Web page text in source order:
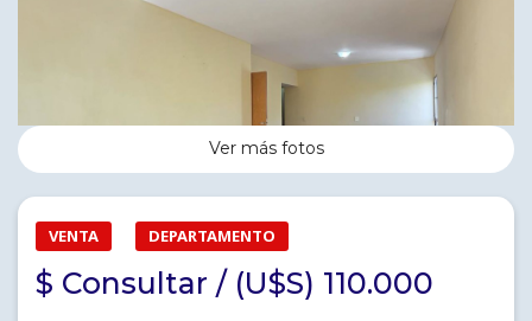
Ver más fotos
VENTA DEPARTAMENTO
$ Consultar / (U$S) 110.000